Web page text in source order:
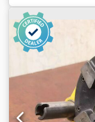
corte, cabeçote
Ridgid, modelo
Tamanho do
instaladas: 1" -
Djdjyquwqepfx